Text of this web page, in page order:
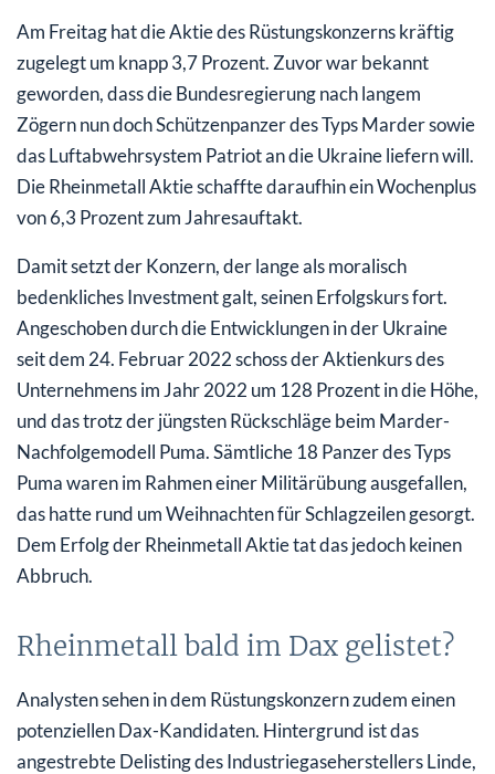
Am Freitag hat die Aktie des Rüstungskonzerns kräftig
zugelegt um knapp 3,7 Prozent. Zuvor war bekannt
geworden, dass die Bundesregierung nach langem
Zögern nun doch Schützenpanzer des Typs Marder sowie
das Luftabwehrsystem Patriot an die Ukraine liefern will.
Die Rheinmetall Aktie schaffte daraufhin ein Wochenplus
von 6,3 Prozent zum Jahresauftakt.
Damit setzt der Konzern, der lange als moralisch
bedenkliches Investment galt, seinen Erfolgskurs fort.
Angeschoben durch die Entwicklungen in der Ukraine
seit dem 24. Februar 2022 schoss der Aktienkurs des
Unternehmens im Jahr 2022 um 128 Prozent in die Höhe,
und das trotz der jüngsten Rückschläge beim Marder-
Nachfolgemodell Puma. Sämtliche 18 Panzer des Typs
Puma waren im Rahmen einer Militärübung ausgefallen,
das hatte rund um Weihnachten für Schlagzeilen gesorgt.
Dem Erfolg der Rheinmetall Aktie tat das jedoch keinen
Abbruch.
Rheinmetall bald im Dax gelistet?
Analysten sehen in dem Rüstungskonzern zudem einen
potenziellen Dax-Kandidaten. Hintergrund ist das
angestrebte Delisting des Industriegaseherstellers Linde,